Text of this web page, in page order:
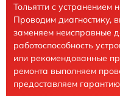
Тольятти с устранением
Проводим диагностику,
заменяем неисправные
работоспособность
или рекомендованные
ремонта выполняем
предоставляем